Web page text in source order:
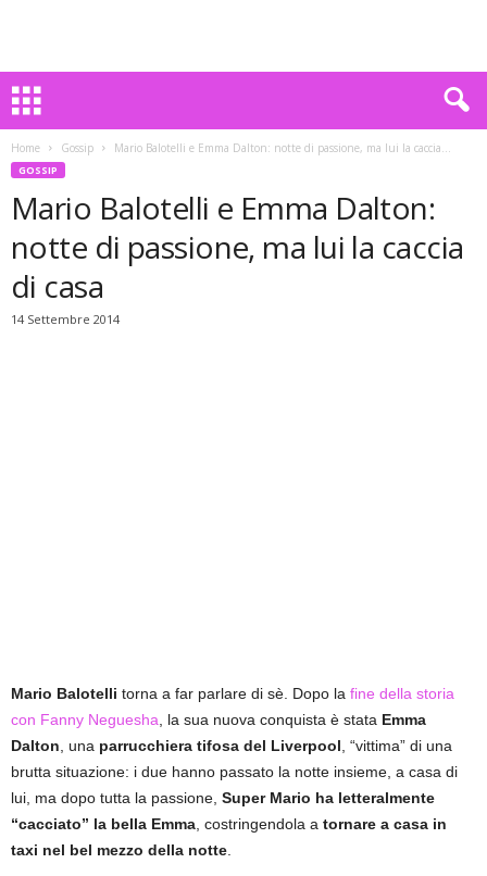
Home Gossip Mario Balotelli e Emma Dalton: notte di passione, ma lui la caccia...
GOSSIP
Mario Balotelli e Emma Dalton:
notte di passione, ma lui la caccia
di casa
14 Settembre 2014
Mario Balotelli torna a far parlare di sè. Dopo la fine della storia
con Fanny Neguesha , la sua nuova conquista è stata Emma
Dalton , una parrucchiera tifosa del Liverpool , “vittima” di una
brutta situazione: i due hanno passato la notte insieme, a casa di
lui, ma dopo tutta la passione, Super Mario ha letteralmente
“cacciato” la bella Emma , costringendola a tornare a casa in
taxi nel bel mezzo della notte